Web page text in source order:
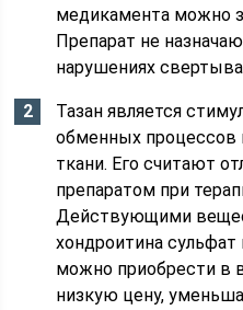
медикамента можно
Препарат не
нарушениях
Тазан является
обменных процессов
ткани. Его считают
препаратом при
Действующими
хондроитина
можно приобрести в
низкую цену,